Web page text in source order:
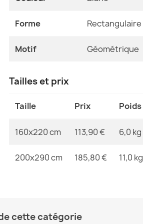
Forme Rectangulaire
Motif Géométrique
Tailles et prix
Taille Prix Poids
160x220 cm 113,90 € 6,0 kg
200x290 cm 185,80 € 11,0 kg
cette catégorie